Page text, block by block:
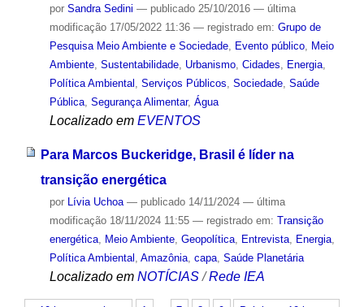
por Sandra Sedini — publicado25/10/2016 — última
modificação17/05/2022 11:36 — registrado em: Grupo de
Pesquisa Meio Ambiente e Sociedade, Evento público, Meio
Ambiente, Sustentabilidade, Urbanismo, Cidades Energia,
Política Ambiental Serviços Públicos Sociedade, Saúde
Pública, Segurança Alimentar, Água
Localizado em EVENTOS
Para Marcos Buckeridge, Brasil é líder na
transição energética
por Lívia Uchoa — publicado14/11/2024 — última
modificação18/11/2024 11:55 — registrado em: Transição
energética, Meio Ambiente, Geopolítica, Entrevista, Energia,
Política Ambiental , Amazônia, capa, Saúde Planetária
Localizado em NOTÍCIAS /Rede IEA